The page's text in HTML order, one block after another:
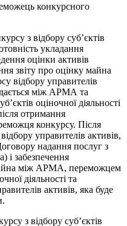
конкурсного
з відбору суб’єктів
укладання
оцінки активів
звіту про оцінку майна
відбору управителів
між АРМА та
оціночної діяльності
отримання
конкурсу. Після
управителів активів,
надання послуг з
і забезпечення
між АРМА, переможцем
діяльності та
активів, яка буде
з відбору суб’єктів